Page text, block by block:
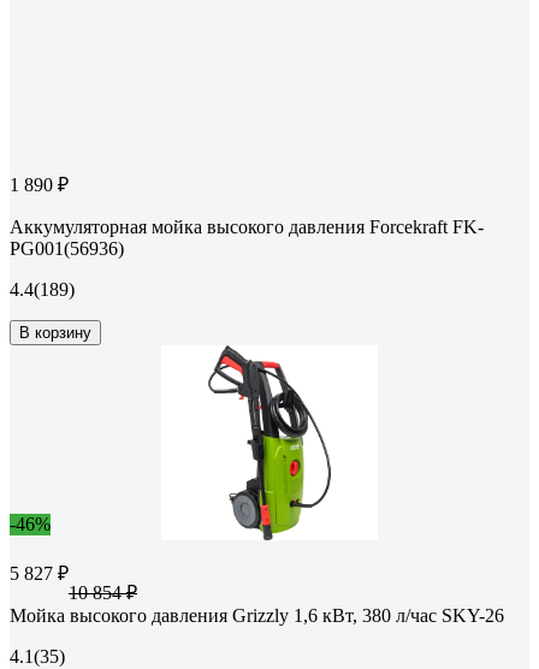
1 890 ₽
Аккумуляторная мойка высокого давления Forcekraft FK-
PG001(56936)
4.4(189)
В корзину
-46%
5 827 ₽
10 854 ₽
Мойка высокого давления Grizzly 1,6 кВт, 380 л/час SKY-26
4.1(35)